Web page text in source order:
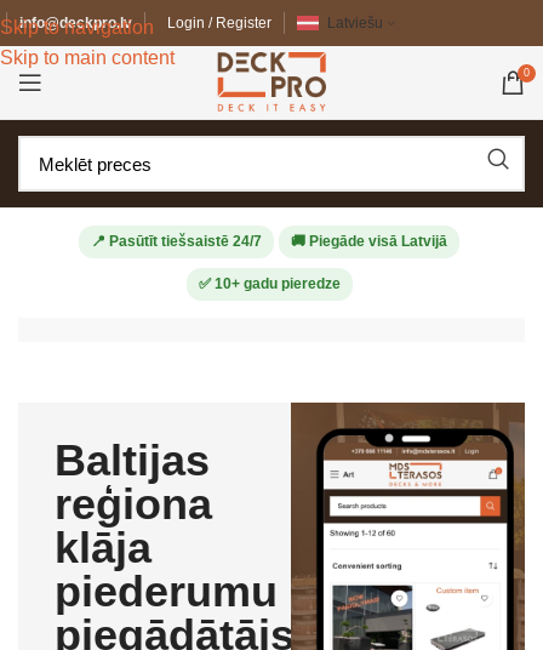
Skip to navigation
Skip to main content
info@deckpro.lv Login / Register Latviešu
0
📍 Pasūtīt tiešsaistē 24/7 🚚 Piegāde visā Latvijā
✅ 10+ gadu pieredze
Baltijas
reģiona
klāja
piederumu
piegādātājs